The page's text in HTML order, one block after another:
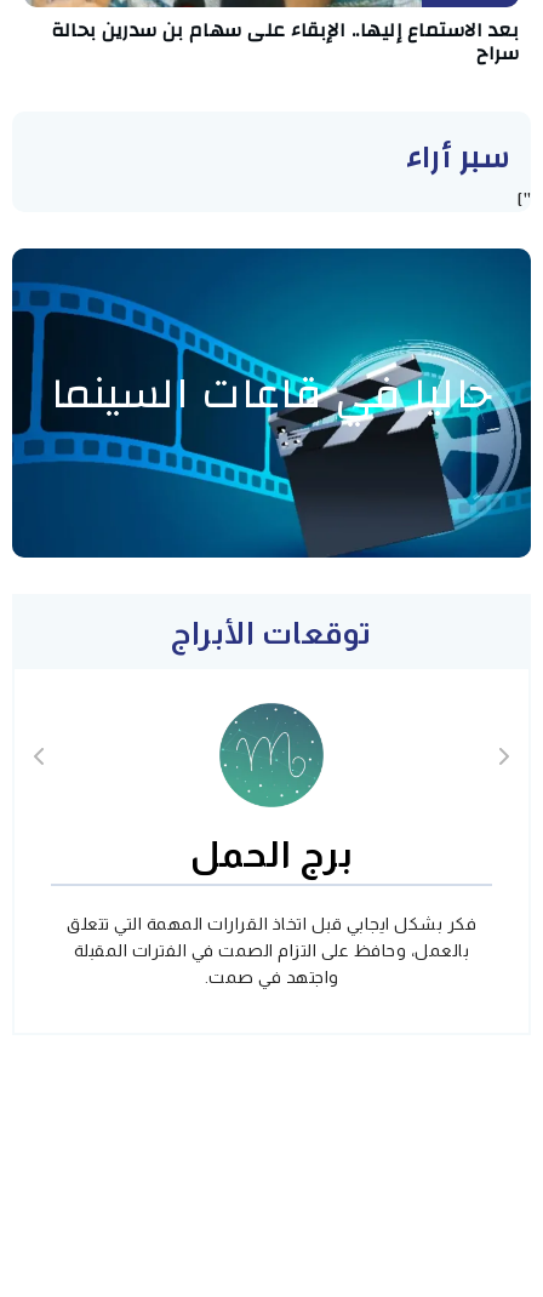
بعد الاستماع إليها.. الإبقاء على سهام بن سدرين بحالة
سراح
سبر أراء
"]
حاليا في قاعات السينما
توقعات الأبراج
برج الحمل
فكر بشكل ايجابي قبل اتخاذ القرارات المهمة التي تتعلق
بالعمل، وحافظ على التزام الصمت في الفترات المقبلة
واجتهد في صمت.